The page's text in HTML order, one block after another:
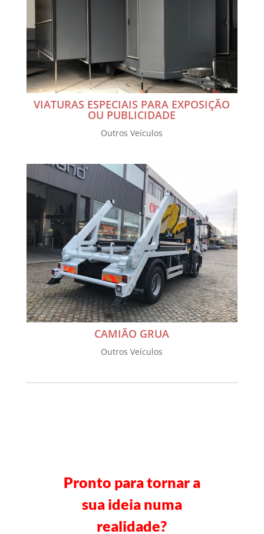
VIATURAS ESPECIAIS PARA EXPOSIÇÃO
OU PUBLICIDADE
Outros Veículos
CAMIÃO GRUA
Outros Veículos
Pronto para tornar a
sua ideia numa
realidade?